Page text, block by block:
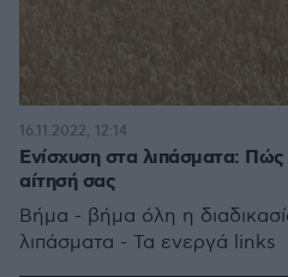
Ενίσχυση στα λιπάσματα:
αίτησή σας
Βήμα - βήμα όλη η
λιπάσματα - Τα ενεργά links
16.11.2022, 12:14